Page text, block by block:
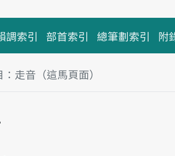
調索引 部首索引 總筆劃索引 附
走音（這馬頁面）